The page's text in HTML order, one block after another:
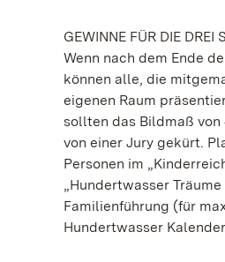
GEWINNE FÜR DIE DREI
Wenn nach dem Ende
können alle, die
eigenen Raum
sollten das Bildmaß
von einer Jury gekürt.
Personen im
„Hundertwasser
Familienführung (für
Hundertwasser